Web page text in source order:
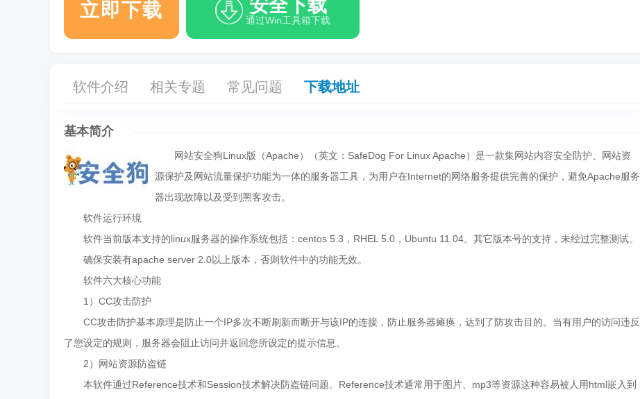
立即下载 安全下载
通过Win工具箱下载
软件介绍 相关专题 常见问题 下载地址
基本简介
网站安全狗Linux版（Apache）（英文：SafeDog For Linux Apache）是一款集网站内容安全防护、网站资
源保护及网站流量保护功能为一体的服务器工具，为用户在Internet的网络服务提供完善的保护，避免Apache服务
器出现故障以及受到黑客攻击。
软件运行环境
软件当前版本支持的linux服务器的操作系统包括：centos 5.3，RHEL 5.0，Ubuntu 11.04。其它版本号的支持，未经过完整测试。
确保安装有apache server 2.0以上版本，否则软件中的功能无效。
软件六大核心功能
1）CC攻击防护
CC攻击防护基本原理是防止一个IP多次不断刷新而断开与该IP的连接，防止服务器瘫痪，达到了防攻击目的。当有用户的访问违反
了您设定的规则，服务器会阻止访问并返回您所设定的提示信息。
2）网站资源防盗链
本软件通过Reference技术和Session技术解决防盗链问题。Reference技术通常用于图片、mp3等资源这种容易被人用html嵌入到